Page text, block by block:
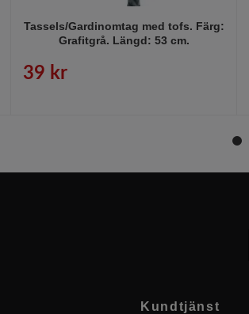
Tassels/Gardinomtag med tofs. Färg:
Grafitgrå. Längd: 53 cm.
39 kr
Kundtjänst